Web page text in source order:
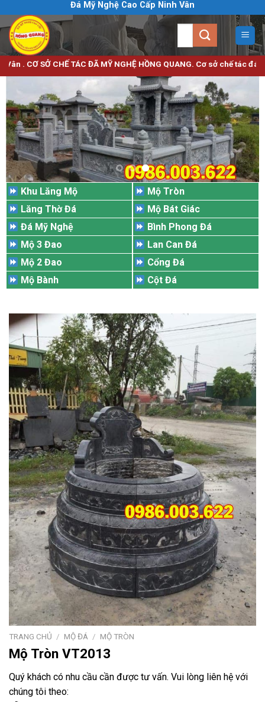
qua
nội
dung
Đá Mỹ Nghệ Cao Cấp Ninh Vân
SỞ CHẾ TÁC ĐÃ MỸ NGHỆ HỒNG QUANG. Cơ sở chế tác đá
Khu Lăng Mộ
Lăng Thờ Đá
Đá Mỹ Nghệ
Mộ 3 Đao
Mộ 2 Đao
Mộ Bành
Mộ Tròn
Mộ Bát Giác
Bình Phong Đá
Lan Can Đá
Cổng Đá
Cột Đá
TRANG CHỦ / MỘ ĐÁ / MỘ TRÒN
Mộ Tròn VT2013
Quý khách có nhu cầu cần được tư vấn. Vui lòng liên hệ với
chúng tôi theo: